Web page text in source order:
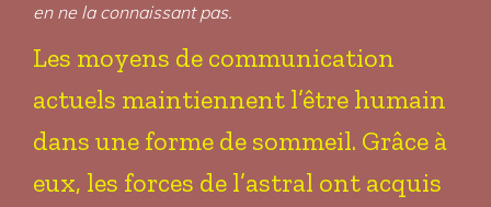
en ne la connaissant pas.
Les moyens de communication
actuels maintiennent l’être humain
dans une forme de sommeil. Grâce à
eux, les forces de l’astral ont acquis